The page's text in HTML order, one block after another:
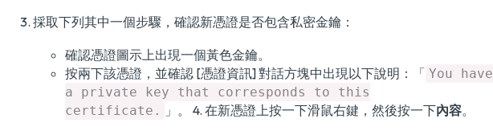
採取下列其中一個步驟，確認新憑證是否包含私密金鑰：
確認憑證圖示上出現一個黃色金鑰。
按兩下該憑證，並確認 [憑證資訊] 對話方塊中出現以下說明：「 You have
a private key that corresponds to this
certificate.
」。 4. 在新憑證上按一下滑鼠右鍵，然後按一下內容。